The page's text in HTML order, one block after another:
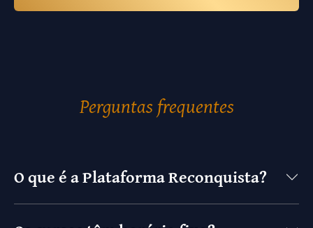
Perguntas frequentes
O que é a Plataforma Reconquista?